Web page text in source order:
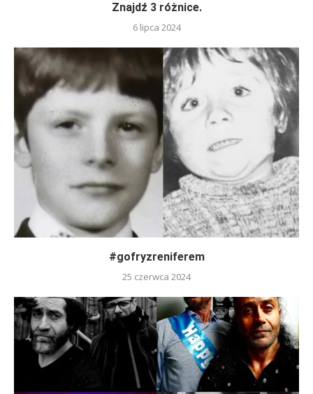
Znajdź 3 różnice.
6 lipca 2024
#gofryzreniferem
25 czerwca 2024